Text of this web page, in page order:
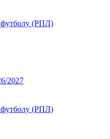
(РПЛ)
2027
(РПЛ)